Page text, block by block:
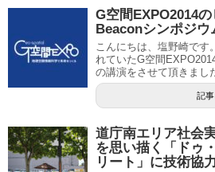
G空間EXPO2014
Beaconシンポジウ
こんにちは、塩野崎です
れていたG空間
の講演をさせて頂きまし
記
道庁南エリア社会
を思い描く「ドゥ
リート」に技術協